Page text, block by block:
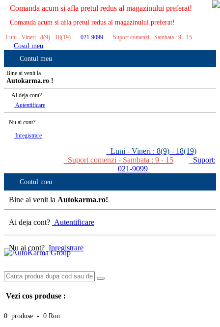
Comanda acum si afla pretul redus al magazinului preferat!
Comanda acum si afla pretul redus al magazinului preferat!
Luni - Vineri : 8(9) - 18(19) 021-9099 Suport comenzi - Sambata : 9 - 15
Cosul meu
Contul meu
Bine ai venit la
Autokarma.ro !
Ai deja cont?
Autentificare
Nu ai cont?
Inregistrare
Luni - Vineri : 8(9) - 18(19)
Suport comenzi - Sambata : 9 - 15
Suport:
021-9099
Contul meu
Bine ai venit la Autokarma.ro!
Ai deja cont? Autentificare
Nu ai cont? Inregistrare
Vezi cos produse :
0 produse - 0 Ron